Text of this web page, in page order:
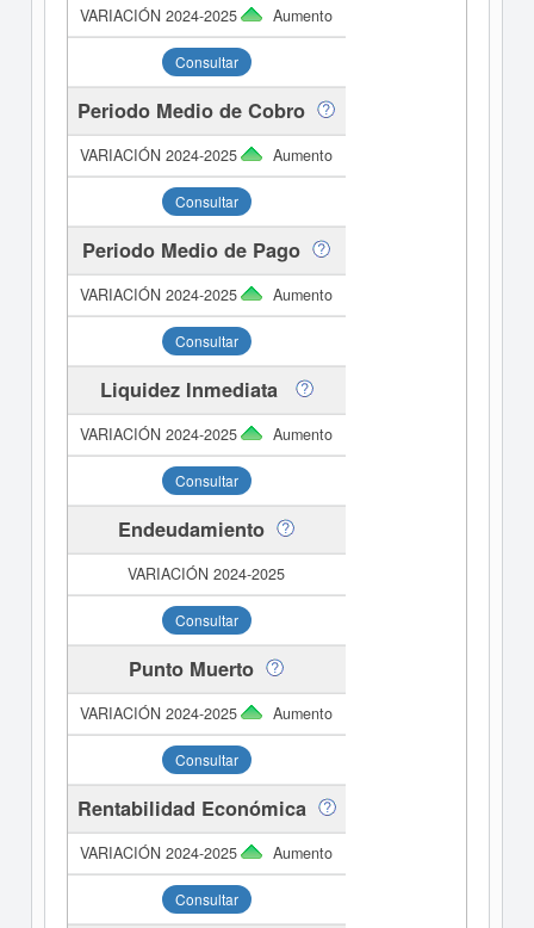
Aumento
Consultar
Periodo Medio de Cobro
Aumento
Consultar
Periodo Medio de Pago
Aumento
Consultar
Liquidez Inmediata
Aumento
Consultar
Endeudamiento
Consultar
Punto Muerto
Aumento
Consultar
Rentabilidad Económica
Aumento
Consultar